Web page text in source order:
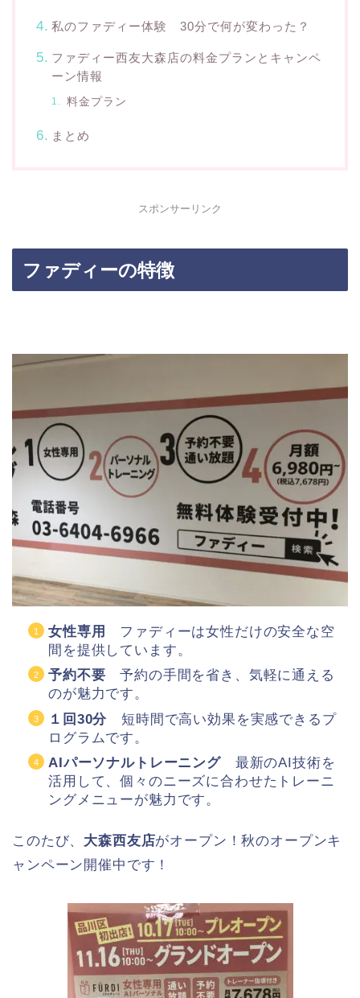
私のファディー体験 30分で何が変わった？
ファディー西友大森店の料金プランとキャンペ
ーン情報
料金プラン
まとめ
スポンサーリンク
ファディーの特徴
女性専用 ファディーは女性だけの安全な空
間を提供しています。
予約不要予約の手間を省き、気軽に通える
のが魅力です。
１回30分 短時間で高い効果を実感できるプ
ログラムです。
AIパーソナルトレーニング最新のAI技術を
活用して、個々のニーズに合わせたトレーニ
ングメニューが魅力です。
このたび、 大森西友店がオープン！秋のオープンキ
ャンペーン開催中です！